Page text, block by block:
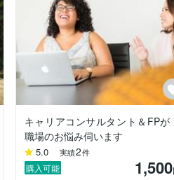
メンタル休職から退職をしています
ら抜けれない人の
願っています。
、話せることもあります。
い、
キャリアコンサルタント＆FPが
職場のお悩み伺います
5.0 実績2件
購入可能 1,500